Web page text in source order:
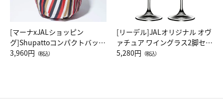
[マーナxJALショッピン
グ]Shupattoコンパクトバッグ
Drop JAL客室乗務員（LC）ス
3,960円 （税込）
[リーデル]JALオリジナル オヴ
ァチュア ワイングラス2脚セッ
ト（レッドワイン）
5,280円 （税込）